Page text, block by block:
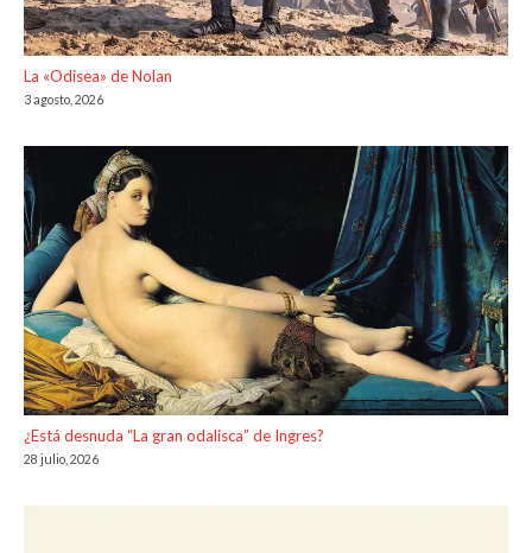
La «Odisea» de Nolan
3 agosto, 2026
¿Está desnuda “La gran odalisca” de Ingres?
28 julio, 2026